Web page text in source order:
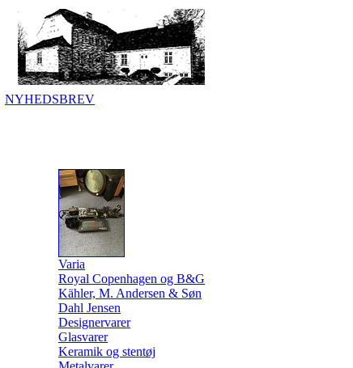
NYHEDSBREV
Varia
Royal Copenhagen og B&G
Kähler, M. Andersen & Søn
Dahl Jensen
Designervarer
Glasvarer
Keramik og stentøj